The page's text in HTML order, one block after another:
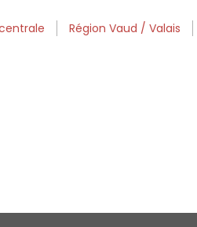
Région Vaud / Valais